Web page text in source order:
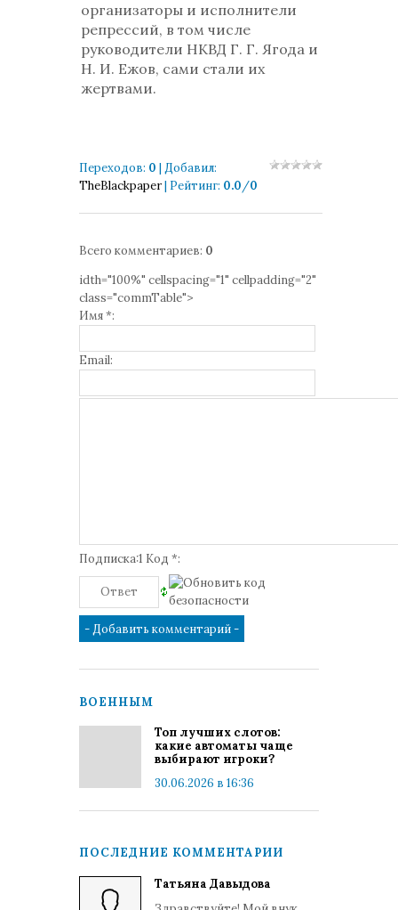
организаторы и исполнители
репрессий, в том числе
руководители НКВД Г. Г. Ягода и
Н. И. Ежов, сами стали их
жертвами.
Переходов: 0 | Добавил:
TheBlackpaper| Рейтинг: 0.0/0
Всего комментариев: 0
idth="100%" cellspacing="1" cellpadding="2"
class="commTable">
Имя *:
Email:
Подписка:1 Код *:
ВОЕННЫМ
Топ лучших слотов:
какие автоматы чаще
выбирают игроки?
30.06.2026 в 16:36
ПОСЛЕДНИЕ КОММЕНТАРИИ
Татьяна Давыдова